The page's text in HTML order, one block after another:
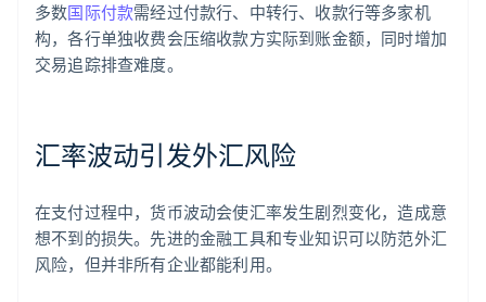
多数国际付款需经过付款行、中转行、收款行等多家机
构，各行单独收费会压缩收款方实际到账金额，同时增加
交易追踪排查难度。
汇率波动引发外汇风险
在支付过程中，货币波动会使汇率发生剧烈变化，造成意
想不到的损失。先进的金融工具和专业知识可以防范外汇
风险，但并非所有企业都能利用。